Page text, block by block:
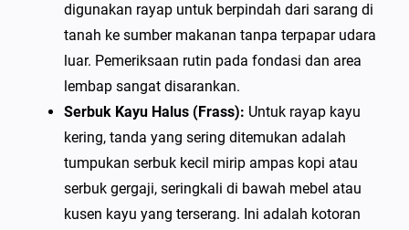
digunakan rayap untuk berpindah dari sarang di
tanah ke sumber makanan tanpa terpapar udara
luar. Pemeriksaan rutin pada fondasi dan area
lembap sangat disarankan.
Serbuk Kayu Halus (Frass): Untuk rayap kayu
kering, tanda yang sering ditemukan adalah
tumpukan serbuk kecil mirip ampas kopi atau
serbuk gergaji, seringkali di bawah mebel atau
kusen kayu yang terserang. Ini adalah kotoran